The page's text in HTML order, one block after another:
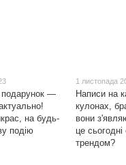
подарунок —
на будь-
подію
1 листопада
Написи на
кулонах,
вони
це
трендом?